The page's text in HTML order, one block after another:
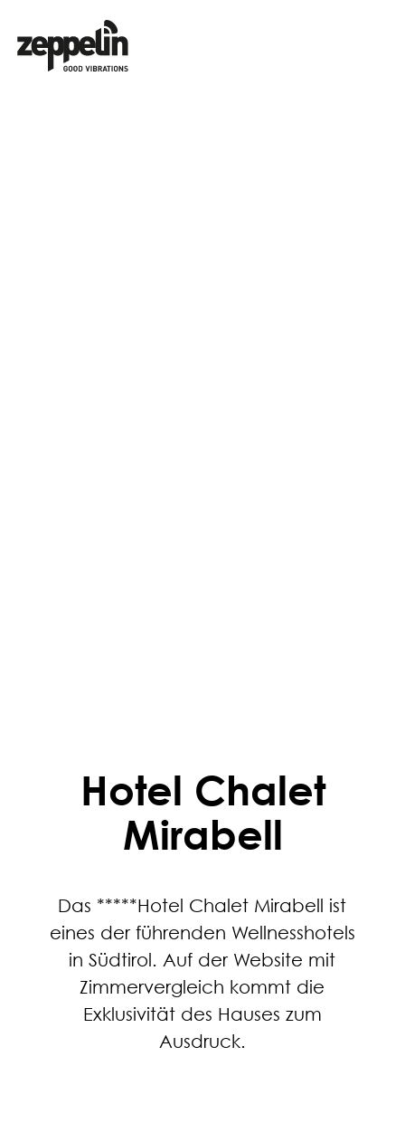
Hotel Chalet
Mirabell
Das *****Hotel Chalet Mirabell ist
eines der führenden Wellnesshotels
in Südtirol. Auf der Website mit
Zimmervergleich kommt die
Exklusivität des Hauses zum
Ausdruck.